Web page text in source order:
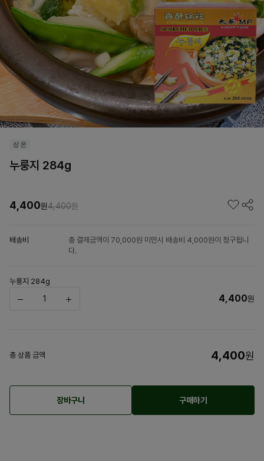
누룽지 284g
4,400원4,400원
배송비
총 결제금액이 70,000원 미만시 배송비 4,000원이 청구됩니
다.
누룽지 284g
4,400원
총 상품 금액 4,400원
장바구니 구매하기